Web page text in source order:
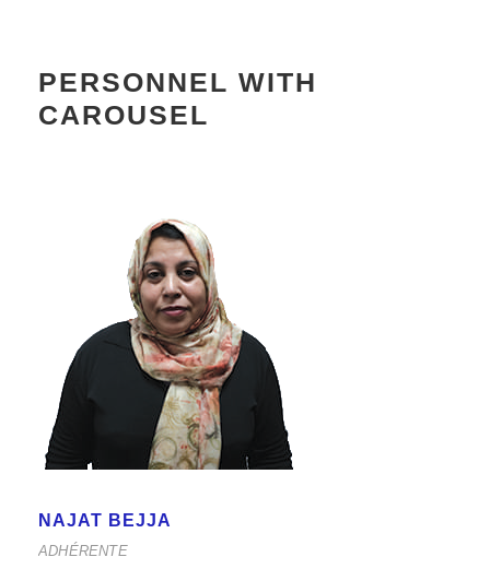
PERSONNEL WITH
CAROUSEL
NAJAT BEJJA
ADHÉRENTE